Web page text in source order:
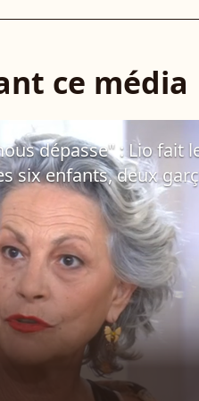
ce média
dépasse" : Lio fait
six enfants, deux